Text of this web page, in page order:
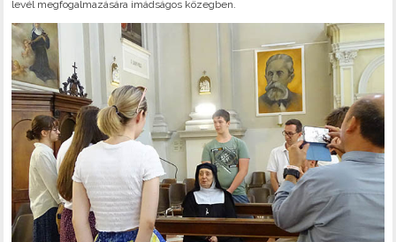
levél megfogalmazására imádságos közegben.